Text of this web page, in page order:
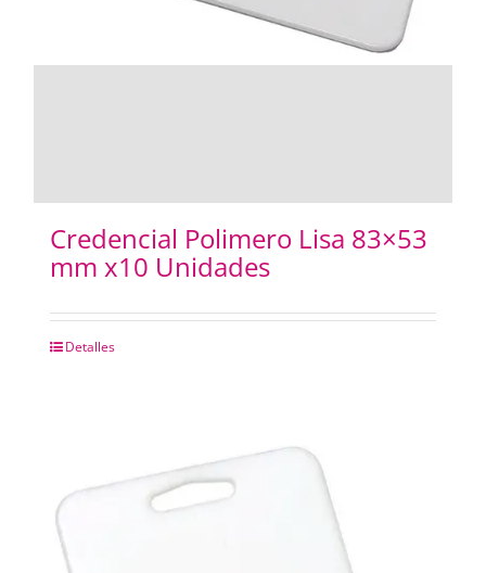
Credencial Polimero Lisa 83×53
mm x10 Unidades
Detalles